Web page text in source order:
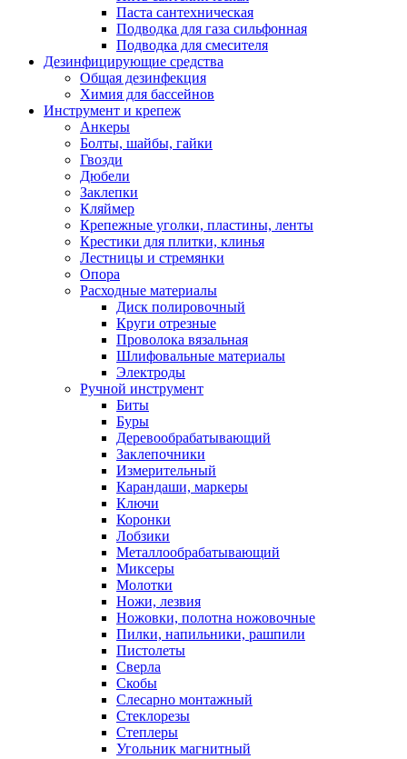
Паста сантехническая
Подводка для газа сильфонная
Подводка для смесителя
Дезинфицирующие средства
Общая дезинфекция
Химия для бассейнов
Инструмент и крепеж
Анкеры
Болты, шайбы, гайки
Гвозди
Дюбели
Заклепки
Кляймер
Крепежные уголки, пластины, ленты
Крестики для плитки, клинья
Лестницы и стремянки
Опора
Расходные материалы
Диск полировочный
Круги отрезные
Проволока вязальная
Шлифовальные материалы
Электроды
Ручной инструмент
Биты
Буры
Деревообрабатывающий
Заклепочники
Измерительный
Карандаши, маркеры
Ключи
Коронки
Лобзики
Металлообрабатывающий
Миксеры
Молотки
Ножи, лезвия
Ножовки, полотна ножовочные
Пилки, напильники, рашпили
Пистолеты
Сверла
Скобы
Слесарно монтажный
Стеклорезы
Степлеры
Угольник магнитный